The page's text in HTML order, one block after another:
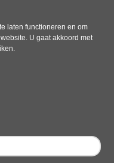
laten functioneren en om
U gaat akkoord met